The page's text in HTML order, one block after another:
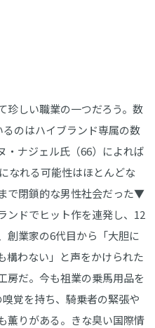
しい職業の一つだろう。数
のはハイブランド専属の数
・ナジェル氏（66）によれば
なれる可能性はほとんどな
で閉鎖的な男性社会だった▼
ンドでヒット作を連発し、12
創業家の6代目から「大胆に
構わない」と声をかけられた
だ。今も祖業の乗馬用品を
覚を持ち、騎乗者の緊張や
りがある。きな臭い国際情